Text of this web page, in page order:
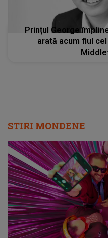
Prințul George
arată acum fiul
STIRI MONDENE